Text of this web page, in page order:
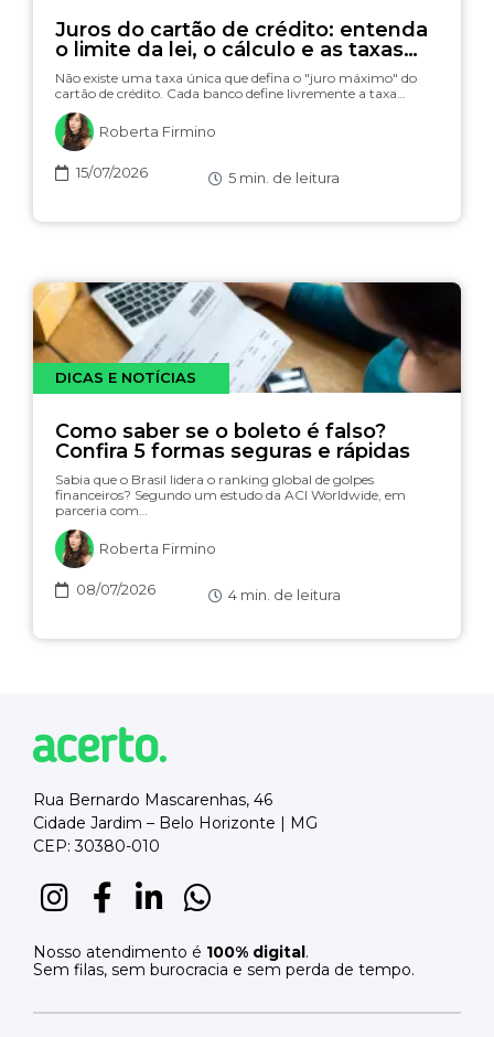
Juros do cartão de crédito: entenda
o limite da lei, o cálculo e as taxas
(com simulador)
Não existe uma taxa única que defina o "juro máximo" do
cartão de crédito. Cada banco define livremente a taxa…
Roberta Firmino
15/07/2026 5 min. de leitura
DICAS E NOTÍCIAS
Como saber se o boleto é falso?
Confira 5 formas seguras e rápidas
Sabia que o Brasil lidera o ranking global de golpes
financeiros? Segundo um estudo da ACI Worldwide, em
parceria com…
Roberta Firmino
08/07/2026 4 min. de leitura
Rua Bernardo Mascarenhas, 46
Cidade Jardim – Belo Horizonte | MG
CEP: 30380-010
Nosso atendimento é 100% digital.
Sem filas, sem burocracia e sem perda de tempo.